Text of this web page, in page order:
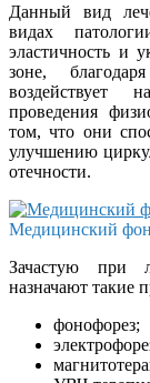
Данный вид
видах
эластичность и
зоне,
воздействует
проведения
том, что они
улучшению
отечности.
Медицинский
Зачастую при
назначают такие
фонофорез;